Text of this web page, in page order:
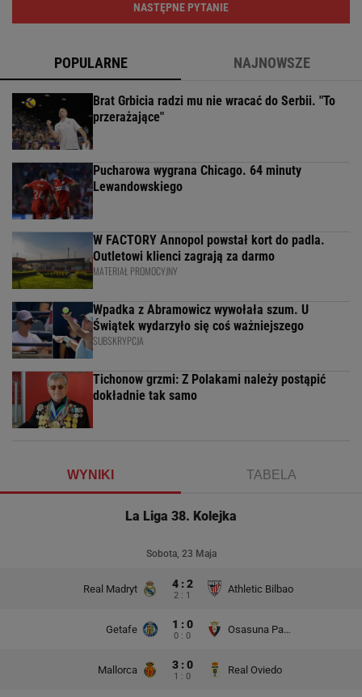
NASTĘPNE PYTANIE
POPULARNE NAJNOWSZE
Brat Grbicia radzi mu nie wracać do Serbii. "To
przerażające"
Pucharowa wygrana Chicago. 64 minuty
Lewandowskiego
W FACTORY Annopol powstał kort do padla.
Outletowi klienci zagrają za darmo
MATERIAŁ PROMOCYJNY
Wpadka z Abramowicz wywołała szum. U
Świątek wydarzyło się coś ważniejszego
SUBSKRYPCJA
Tichonow grzmi: Z Polakami należy postąpić
dokładnie tak samo
WYNIKI TABELA
La Liga 38. Kolejka
Sobota, 23 Maja
Real Madryt 4 : 2
2 : 1
Athletic Bilbao
Getafe 1 : 0
0 : 0
Osasuna Pampeluna
Mallorca 3 : 0
1 : 0
Real Oviedo